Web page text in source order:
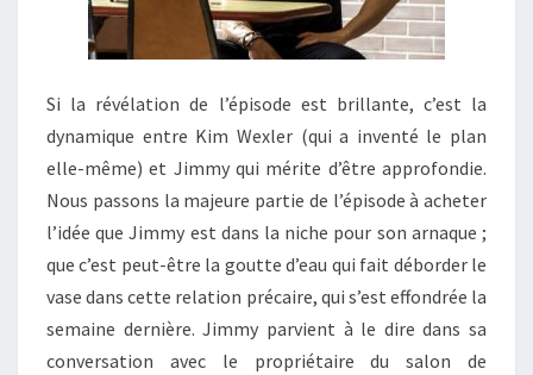
Si la révélation de l’épisode est brillante, c’est la
dynamique entre Kim Wexler (qui a inventé le plan
elle-même) et Jimmy qui mérite d’être approfondie.
Nous passons la majeure partie de l’épisode à acheter
l’idée que Jimmy est dans la niche pour son arnaque ;
que c’est peut-être la goutte d’eau qui fait déborder le
vase dans cette relation précaire, qui s’est effondrée la
semaine dernière. Jimmy parvient à le dire dans sa
conversation avec le propriétaire du salon de